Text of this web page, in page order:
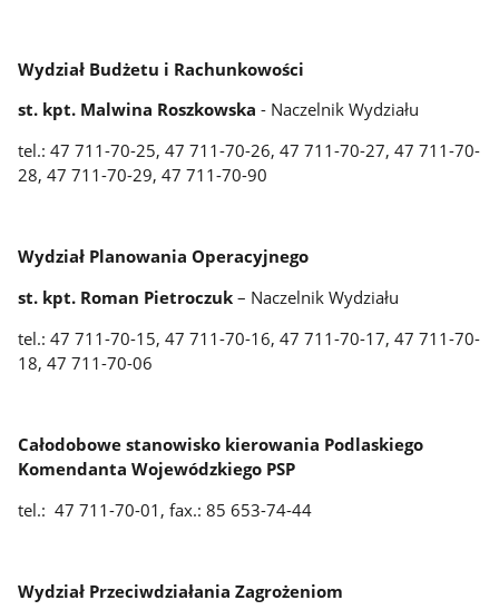
Wydział Budżetu i Rachunkowości
st. kpt. Malwina Roszkowska - Naczelnik Wydziału
tel.: 47 711-70-25, 47 711-70-26, 47 711-70-27, 47 711-70-
28, 47 711-70-29, 47 711-70-90
Wydział Planowania Operacyjnego
st. kpt. Roman Pietroczuk– Naczelnik Wydziału
tel.: 47 711-70-15, 47 711-70-16, 47 711-70-17, 47 711-70-
18, 47 711-70-06
Całodobowe stanowisko kierowania Podlaskiego
Komendanta Wojewódzkiego PSP
tel.: 47 711-70-01, fax.: 85 653-74-44
Wydział Przeciwdziałania Zagrożeniom